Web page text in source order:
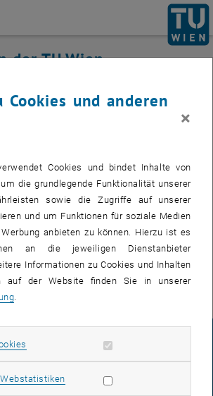
TU Wien Startseite auflisten
der TU Wien
- Update
upTUdate
in Behebung
Cookies und anderen
×
Cookies und bindet Inhalte von
die grundlegende Funktionalität unserer
sowie die Zugriffe auf unserer
und um Funktionen für soziale Medien
anbieten zu können. Hierzu ist es
an die jeweiligen Dienstanbieter
Informationen zu Cookies und Inhalten
auf der Website finden Sie in unserer
.
Erforderliche Cookies zulassen
Statistik Cookies zulassen